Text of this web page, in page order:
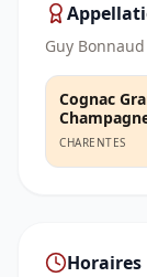
Guy Bonnaud
Cognac
CHARENTES
Horaires